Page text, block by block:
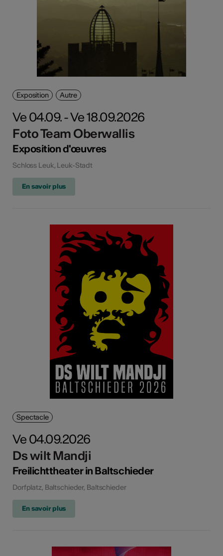
Exposition Autre
Ve 04.09. - Ve 18.09.2026
Foto Team Oberwallis
Exposition d'œuvres
Schloss Leuk, Leuk-Stadt
En savoir plus
Spectacle
Ve 04.09.2026
Ds wilt Mandji
Freilichttheater in Baltschieder
Dorfplatz, Baltschieder, Baltschieder
En savoir plus